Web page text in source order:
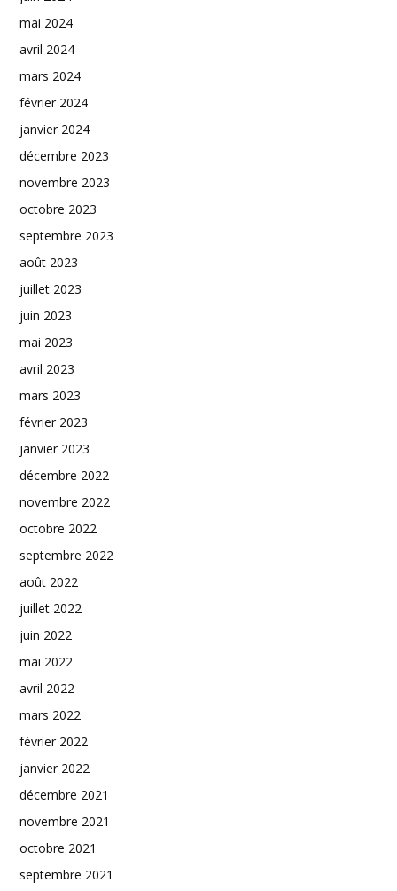
mai 2024
avril 2024
mars 2024
février 2024
janvier 2024
décembre 2023
novembre 2023
octobre 2023
septembre 2023
août 2023
juillet 2023
juin 2023
mai 2023
avril 2023
mars 2023
février 2023
janvier 2023
décembre 2022
novembre 2022
octobre 2022
septembre 2022
août 2022
juillet 2022
juin 2022
mai 2022
avril 2022
mars 2022
février 2022
janvier 2022
décembre 2021
novembre 2021
octobre 2021
septembre 2021